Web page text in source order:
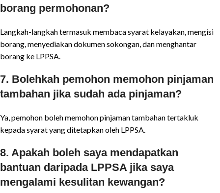
borang permohonan?
Langkah-langkah termasuk membaca syarat kelayakan, mengisi
borang, menyediakan dokumen sokongan, dan menghantar
borang ke LPPSA.
7. Bolehkah pemohon memohon pinjaman
tambahan jika sudah ada pinjaman?
Ya, pemohon boleh memohon pinjaman tambahan tertakluk
kepada syarat yang ditetapkan oleh LPPSA.
8. Apakah boleh saya mendapatkan
bantuan daripada LPPSA jika saya
mengalami kesulitan kewangan?